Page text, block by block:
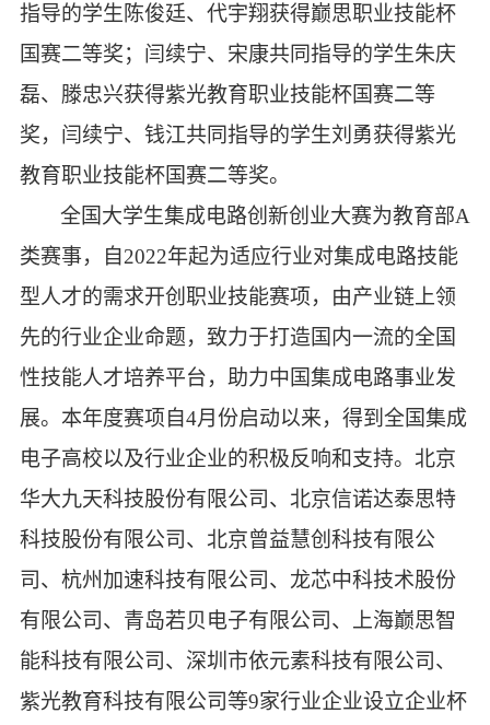
指导的学生陈俊廷、代宇翔获得巅思职业技能杯
国赛二等奖；闫续宁、宋康共同指导的学生朱庆
磊、滕忠兴获得紫光教育职业技能杯国赛二等
奖，闫续宁、钱江共同指导的学生刘勇获得紫光
教育职业技能杯国赛二等奖。
全国大学生集成电路创新创业大赛为教育部A
类赛事，自2022年起为适应行业对集成电路技能
型人才的需求开创职业技能赛项，由产业链上领
先的行业企业命题，致力于打造国内一流的全国
性技能人才培养平台，助力中国集成电路事业发
展。本年度赛项自4月份启动以来，得到全国集成
电子高校以及行业企业的积极反响和支持。北京
华大九天科技股份有限公司、北京信诺达泰思特
科技股份有限公司、北京曾益慧创科技有限公
司、杭州加速科技有限公司、龙芯中科技术股份
有限公司、青岛若贝电子有限公司、上海巅思智
能科技有限公司、深圳市依元素科技有限公司、
紫光教育科技有限公司等9家行业企业设立企业杯